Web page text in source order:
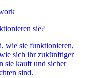
sie?
wie sie funktionieren,
sich ihr zukünftiger
sie kauft und sicher
sind.